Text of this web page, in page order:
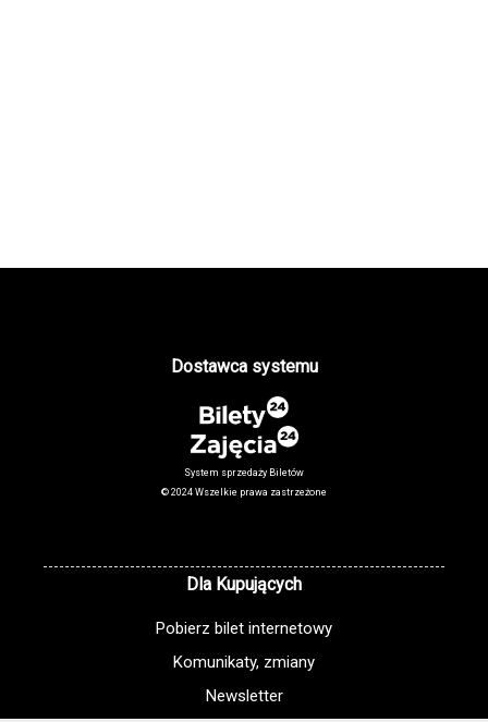
Dostawca systemu
System sprzedaży Biletów
© 2024 Wszelkie prawa zastrzeżone
Dla Kupujących
Pobierz bilet internetowy
Komunikaty, zmiany
Newsletter